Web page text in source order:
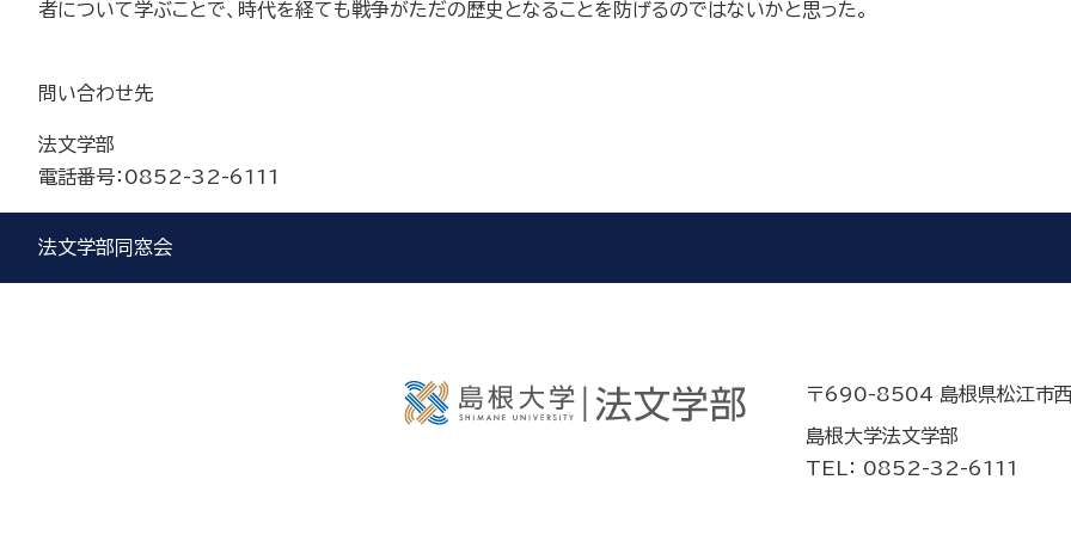
者について学ぶことで、時代を経ても戦争がただの歴史となることを防げるのではないかと思った。
問い合わせ先
法文学部
電話番号：0852-32-6111
法文学部同窓会
〒690-8504 島根県松江市
島根大学法文学部
TEL： 0852-32-6111